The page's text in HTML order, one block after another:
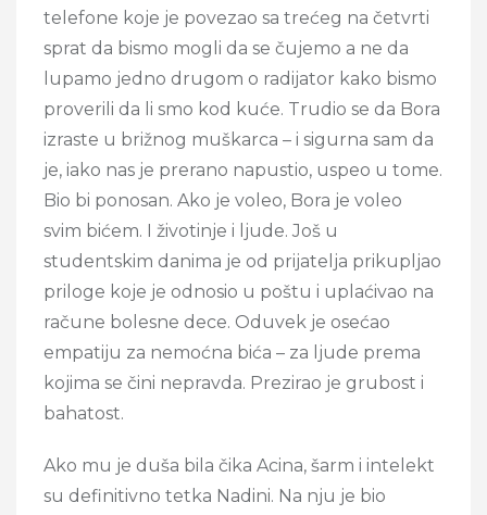
telefone koje je povezao sa trećeg na četvrti
sprat da bismo mogli da se čujemo a ne da
lupamo jedno drugom o radijator kako bismo
proverili da li smo kod kuće. Trudio se da Bora
izraste u brižnog muškarca – i sigurna sam da
je, iako nas je prerano napustio, uspeo u tome.
Bio bi ponosan. Ako je voleo, Bora je voleo
svim bićem. I životinje i ljude. Još u
studentskim danima je od prijatelja prikupljao
priloge koje je odnosio u poštu i uplaćivao na
račune bolesne dece. Oduvek je osećao
empatiju za nemoćna bića – za ljude prema
kojima se čini nepravda. Prezirao je grubost i
bahatost.
Ako mu je duša bila čika Acina, šarm i intelekt
su definitivno tetka Nadini. Na nju je bio